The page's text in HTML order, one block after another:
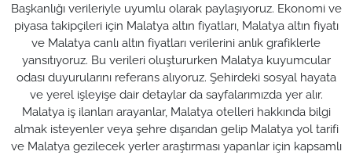
Başkanlığı verileriyle uyumlu olarak paylaşıyoruz. Ekonomi ve
piyasa takipçileri için Malatya altın fiyatları, Malatya altın fiyatı
ve Malatya canlı altın fiyatları verilerini anlık grafiklerle
yansıtıyoruz. Bu verileri oluştururken Malatya kuyumcular
odası duyurularını referans alıyoruz. Şehirdeki sosyal hayata
ve yerel işleyişe dair detaylar da sayfalarımızda yer alır.
Malatya iş ilanları arayanlar, Malatya otelleri hakkında bilgi
almak isteyenler veya şehre dışarıdan gelip Malatya yol tarifi
ve Malatya gezilecek yerler araştırması yapanlar için kapsamlı